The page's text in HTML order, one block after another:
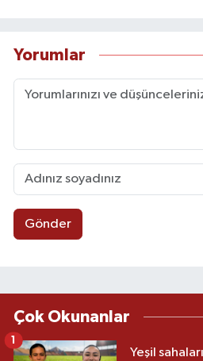
Yorumlar
Gönder
Çok Okunanlar
Yeşil
1